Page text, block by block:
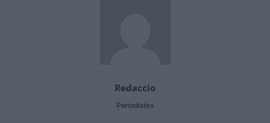
Redaccio
Periodistes